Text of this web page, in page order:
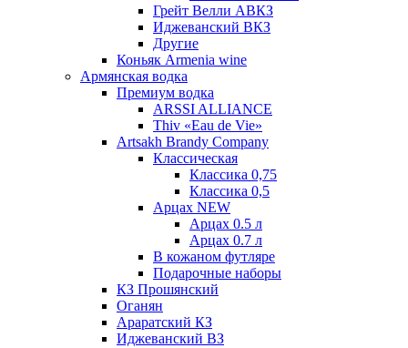
Грейт Велли АВКЗ
Иджеванский ВКЗ
Другие
Коньяк Armenia wine
Армянская водка
Премиум водка
ARSSI ALLIANCE
Thiv «Eau de Vie»
Artsakh Brandy Company
Классическая
Классика 0,75
Классика 0,5
Арцах NEW
Арцах 0.5 л
Арцах 0.7 л
В кожаном футляре
Подарочные наборы
КЗ Прошянский
Оганян
Араратский КЗ
Иджеванский ВЗ